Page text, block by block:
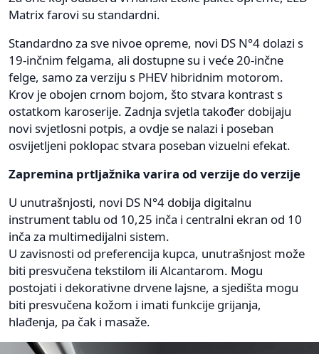
Matrix farovi su standardni.
Standardno za sve nivoe opreme, novi DS N°4 dolazi s
19-inčnim felgama, ali dostupne su i veće 20-inčne
felge, samo za verziju s PHEV hibridnim motorom.
Krov je obojen crnom bojom, što stvara kontrast s
ostatkom karoserije. Zadnja svjetla također dobijaju
novi svjetlosni potpis, a ovdje se nalazi i poseban
osvijetljeni poklopac stvara poseban vizuelni efekat.
Zapremina prtljažnika varira od verzije do verzije
U unutrašnjosti, novi DS N°4 dobija digitalnu
instrument tablu od 10,25 inča i centralni ekran od 10
inča za multimedijalni sistem.
U zavisnosti od preferencija kupca, unutrašnjost može
biti presvučena tekstilom ili Alcantarom. Mogu
postojati i dekorativne drvene lajsne, a sjedišta mogu
biti presvučena kožom i imati funkcije grijanja,
hlađenja, pa čak i masaže.